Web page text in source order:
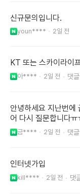
신규문의입니다.
youn**** 2일 전
KT 또는 스카이라이
아**** 2일 전
안녕하세요 지난번에
어 다시 질문합니다ㅠ
금**** 2일 전
인터넷가입
kill**** 2일 전